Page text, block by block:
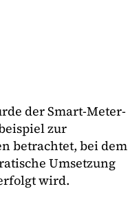
der Smart-Meter-
zur
betrachtet, bei dem
Umsetzung
wird.